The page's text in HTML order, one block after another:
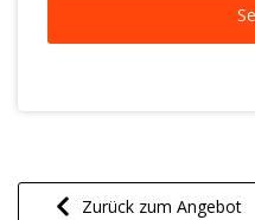
Zurück zum Angebot